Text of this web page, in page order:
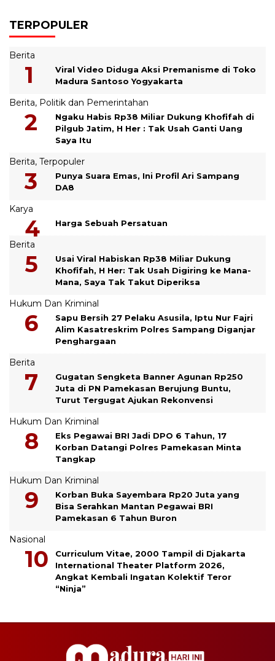
TERPOPULER
Berita
Viral Video Diduga Aksi Premanisme di Toko
Madura Santoso Yogyakarta
Berita, Politik dan Pemerintahan
Ngaku Habis Rp38 Miliar Dukung Khofifah di
Pilgub Jatim, H Her : Tak Usah Ganti Uang
Saya Itu
Berita, Terpopuler
Punya Suara Emas, Ini Profil Ari Sampang
DA8
Karya
Harga Sebuah Persatuan
Berita
Usai Viral Habiskan Rp38 Miliar Dukung
Khofifah, H Her: Tak Usah Digiring ke Mana-
Mana, Saya Tak Takut Diperiksa
Hukum Dan Kriminal
Sapu Bersih 27 Pelaku Asusila, Iptu Nur Fajri
Alim Kasatreskrim Polres Sampang Diganjar
Penghargaan
Berita
Gugatan Sengketa Banner Agunan Rp250
Juta di PN Pamekasan Berujung Buntu,
Turut Tergugat Ajukan Rekonvensi
Hukum Dan Kriminal
Eks Pegawai BRI Jadi DPO 6 Tahun, 17
Korban Datangi Polres Pamekasan Minta
Tangkap
Hukum Dan Kriminal
Korban Buka Sayembara Rp20 Juta yang
Bisa Serahkan Mantan Pegawai BRI
Pamekasan 6 Tahun Buron
Nasional
Curriculum Vitae, 2000 Tampil di Djakarta
International Theater Platform 2026,
Angkat Kembali Ingatan Kolektif Teror
“Ninja”